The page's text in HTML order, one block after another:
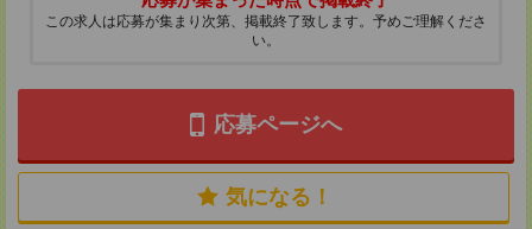
この求人は応募が集まり次第、掲載終了致します。予めご理解くださ
い。
応募ページへ
気になる！